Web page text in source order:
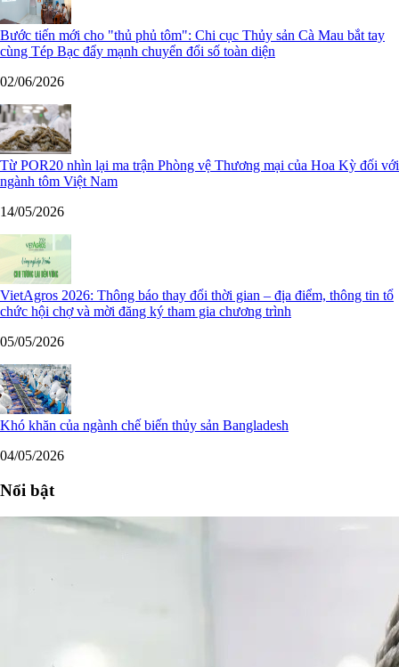
Bước tiến mới cho "thủ phủ tôm": Chi cục Thủy sản Cà Mau bắt tay
cùng Tép Bạc đẩy mạnh chuyển đổi số toàn diện
02/06/2026
Từ POR20 nhìn lại ma trận Phòng vệ Thương mại của Hoa Kỳ đối với
ngành tôm Việt Nam
14/05/2026
VietAgros 2026: Thông báo thay đổi thời gian – địa điểm, thông tin tổ
chức hội chợ và mời đăng ký tham gia chương trình
05/05/2026
Khó khăn của ngành chế biến thủy sản Bangladesh
04/05/2026
Nổi bật